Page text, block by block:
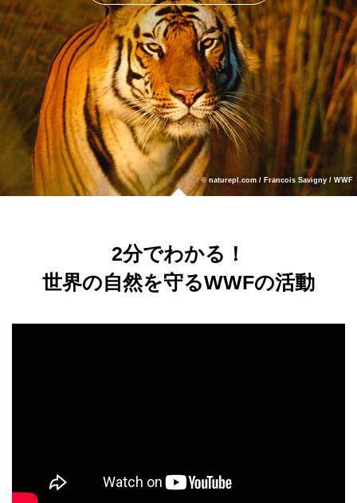
© naturepl.com / Francois Savigny / WWF
2分でわかる！
世界の自然を守るWWFの活動